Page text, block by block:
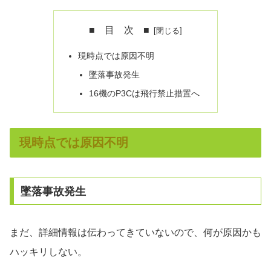
■ 目 次 ■
現時点では原因不明
墜落事故発生
16機のP3Cは飛行禁止措置へ
現時点では原因不明
墜落事故発生
まだ、詳細情報は伝わってきていないので、何が原因かも
ハッキリしない。